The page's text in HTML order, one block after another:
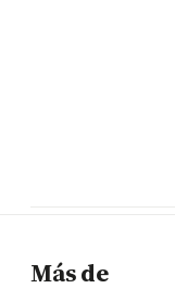
Más de